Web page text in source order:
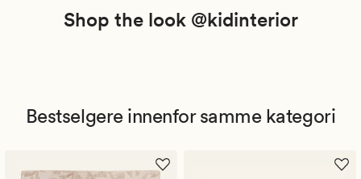
Shop the look @kidinterior
Bestselgere innenfor samme kategori